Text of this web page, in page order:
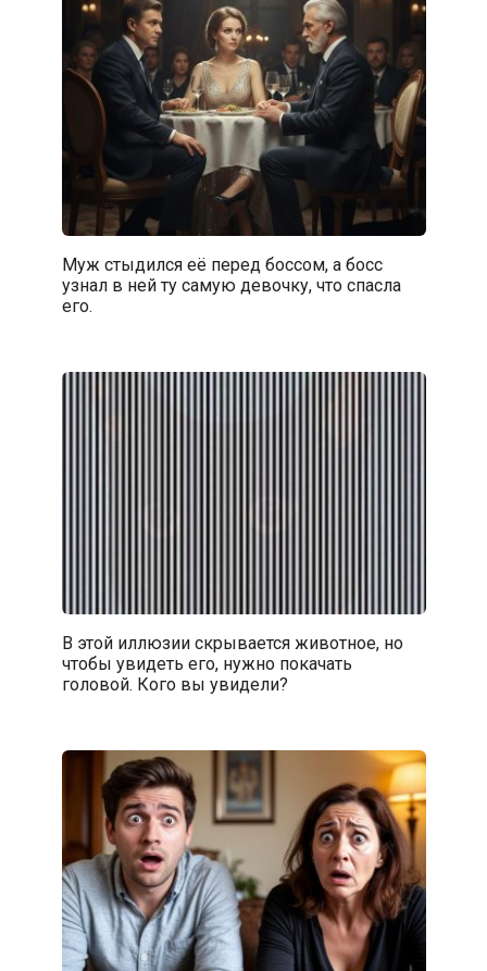
Муж стыдился её перед боссом, а босс
узнал в ней ту самую девочку, что спасла
его.
В этой иллюзии скрывается животное, но
чтобы увидеть его, нужно покачать
головой. Кого вы увидели?